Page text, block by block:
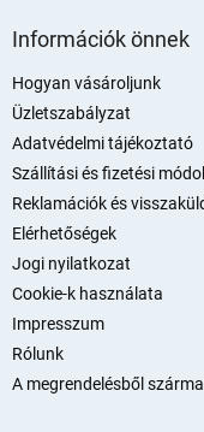
Információk önnek
Hogyan vásároljunk
Üzletszabályzat
Adatvédelmi tájékoztató
Szállítási és fizetési
Reklamációk és
Elérhetőségek
Jogi nyilatkozat
Cookie-k használata
Impresszum
Rólunk
A megrendelésből